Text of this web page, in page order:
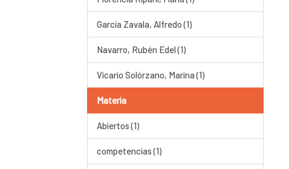
García Zavala, Alfredo (1)
Navarro, Rubén Edel (1)
Vicario Solórzano, Marina (1)
Materia
Abiertos (1)
competencias (1)